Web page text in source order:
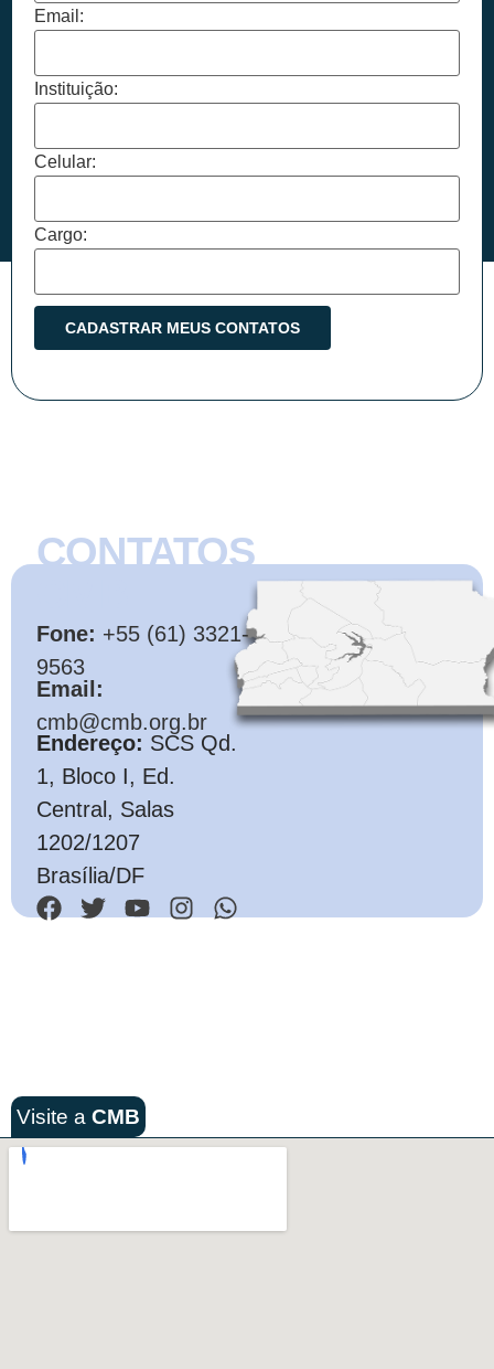
Email:
Instituição:
Celular:
Cargo:
CONTATOS
Fone: +55 (61) 3321-
9563
Email:
cmb@cmb.org.br
Endereço: SCS Qd.
1, Bloco I, Ed.
Central, Salas
1202/1207
Brasília/DF
Visite a CMB